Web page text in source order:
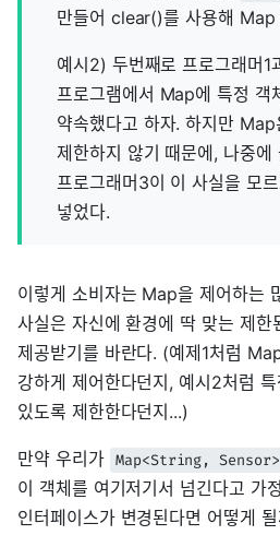
만들어 clear()를 사용해 Map
예시2) 두번째로 프로그래머1
프로그램에서 Map에 특정 객
약속했다고 하자. 하지만
제한하지 않기 때문에, 나중에
프로그래머3이 이 사실을 모
넣었다.
이렇게 소비자는 Map을 제어하는
사실은 자신에 환경에 딱 맞는 제한
제공받기를 바란다. (예제1처럼
강하게 제어한다던지, 예시2처럼
있도록 제한한다던지...)
만약 우리가 Map<String, Sensor>
이 객체를 여기저기서 넘긴다고 가
인터페이스가 변경된다면 어떻게